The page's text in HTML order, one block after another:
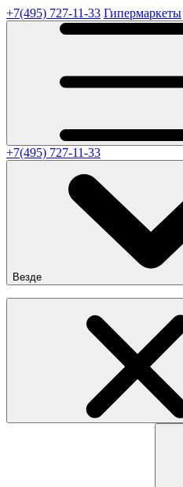
+7(495) 727-11-33 Гипермаркеты
+7(495) 727-11-33
Везде